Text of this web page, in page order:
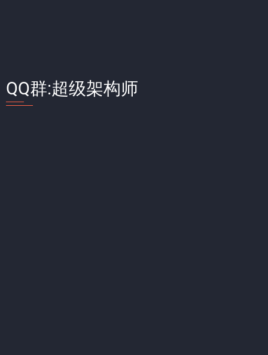
QQ群:超级架构师